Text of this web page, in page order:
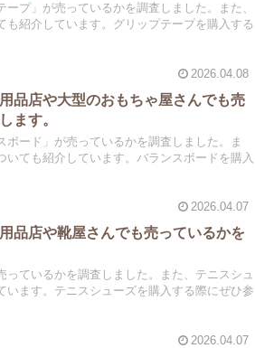
プ」が売っているかを調査しました。また、
紹介しています。グリップテープを購入する
2026.04.08
品店や大型のおもちゃ屋さんでも売
ます。
ード」が売っているかを調査しました。ま
ても紹介しています。バランスボードを購入
2026.04.07
品店や靴屋さんでも売っているかを
ているかを調査しました。また、テニスシュ
ます。テニスシューズを購入する際にぜひ参
2026.04.07